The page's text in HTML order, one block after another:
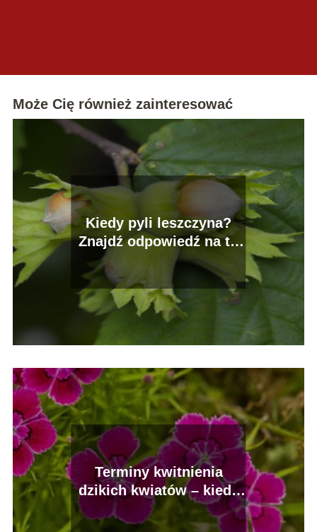
Może Cię również zainteresować
Kiedy pyli leszczyna?
Znajdź odpowiedź na to
pytanie!
Terminy kwitnienia
dzikich kwiatów – kiedy
kwitnie maciejka